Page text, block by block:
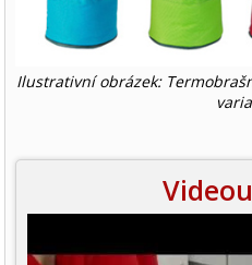
Ilustrativní obrázek: